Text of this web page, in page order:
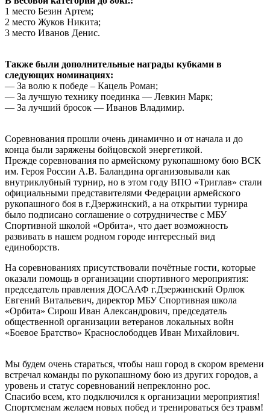
1 место Безин Артем;
2 место Жуков Никита;
3 место Иванов Денис.
Также были дополнительные награды кубками в
следующих номинациях:
— За волю к победе – Кацель Роман;
— За лучшую технику поединка — Левкин Марк;
— За лучший бросок — Иванов Владимир.
Соревнования прошли очень динамично и от начала и до
конца были заряжены бойцовской энергетикой.
Прежде соревнования по армейскому рукопашному бою ВСК
им. Героя России А.В. Баландина организовывали как
внутриклубный турнир, но в этом году ВПО «Триглав» стали
официальными представителями Федерации армейского
рукопашного боя в г.Дзержинский, а на открытии турнира
было подписано соглашение о сотрудничестве с МБУ
Спортивной школой «Орбита», что дает возможность
развивать в нашем родном городе интересный вид
единоборств.
На соревнованиях присутствовали почётные гости, которые
оказали помощь в организации спортивного мероприятия:
председатель правления ДОСААФ г.Дзержинский Орлюк
Евгений Витальевич, директор МБУ Спортивная школа
«Орбита» Сирош Иван Александрович, председатель
общественной организации ветеранов локальных войн
«Боевое Братство» Краснослободцев Иван Михайлович.
Мы будем очень стараться, чтобы наш город в скором времени
встречал команды по рукопашному бою из других городов, а
уровень и статус соревнований непреклонно рос.
Спасибо всем, кто подключился к организации мероприятия!
Спортсменам желаем новых побед и тренироваться без травм!